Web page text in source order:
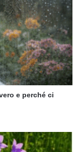
e perché ci